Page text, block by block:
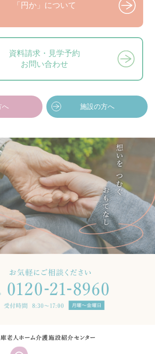
「円か」について
資料請求・見学予約
お問い合わせ
へ 施設の方へ